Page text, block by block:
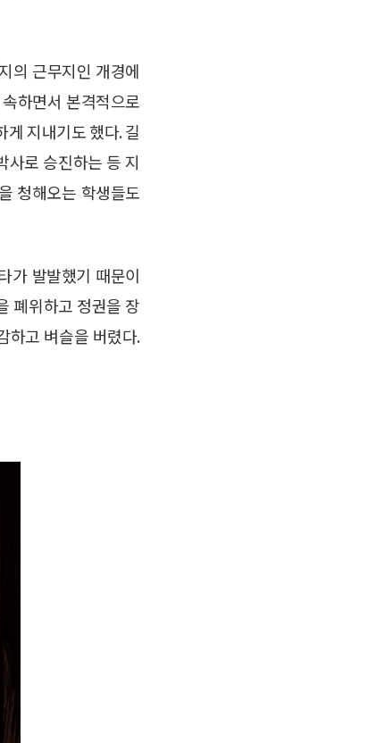
의 근무지인 개경에
하면서 본격적으로
지내기도 했다. 길
사로 승진하는 등 지
청해오는 학생들도
가 발발했기 때문이
폐위하고 정권을 장
하고 벼슬을 버렸다.